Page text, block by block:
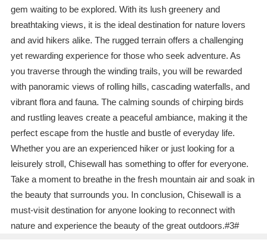
gem waiting to be explored. With its lush greenery and
breathtaking views, it is the ideal destination for nature lovers
and avid hikers alike. The rugged terrain offers a challenging
yet rewarding experience for those who seek adventure. As
you traverse through the winding trails, you will be rewarded
with panoramic views of rolling hills, cascading waterfalls, and
vibrant flora and fauna. The calming sounds of chirping birds
and rustling leaves create a peaceful ambiance, making it the
perfect escape from the hustle and bustle of everyday life.
Whether you are an experienced hiker or just looking for a
leisurely stroll, Chisewall has something to offer for everyone.
Take a moment to breathe in the fresh mountain air and soak in
the beauty that surrounds you. In conclusion, Chisewall is a
must-visit destination for anyone looking to reconnect with
nature and experience the beauty of the great outdoors.#3#